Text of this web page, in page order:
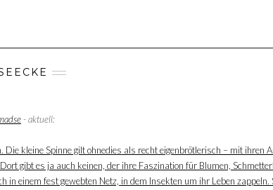
- aktuell:
kleine Spinne gilt ohnedies als recht eigenbrötlerisch – mit ihren
gibt es ja auch keinen, der ihre Faszination für Blumen,
einem fest gewebten Netz, in dem Insekten um ihr Leben